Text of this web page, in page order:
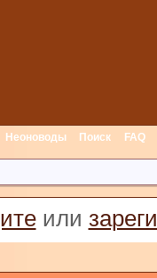
Неоноводы Поиск FAQ
или